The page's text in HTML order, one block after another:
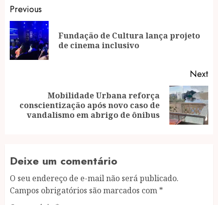
Post
navigation
Previous
Fundação de Cultura lança projeto
de cinema inclusivo
Next
Next
post:
Mobilidade Urbana reforça
conscientização após novo caso de
vandalismo em abrigo de ônibus
Deixe um comentário
O seu endereço de e-mail não será publicado.
Campos obrigatórios são marcados com *